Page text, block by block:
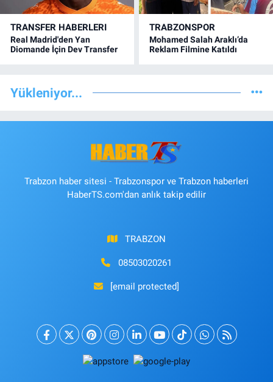
TRANSFER HABERLERI
Real Madrid'den Yan
Diomande İçin Dev Transfer
TRABZONSPOR
Mohamed Salah Araklı’da
Reklam Filmine Katıldı
Yükleniyor...
Trabzon haber sitesi - Trabzonspor ve Trabzon haberleri
HaberTS.com'dan anlık takip edilir
TRABZON
08503020261
[email protected]